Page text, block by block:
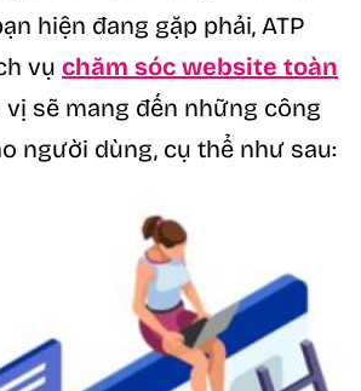
hiện đang gặp phải, ATP
vụ chăm sóc website toàn
vị sẽ mang đến những công
người dùng, cụ thể như sau: